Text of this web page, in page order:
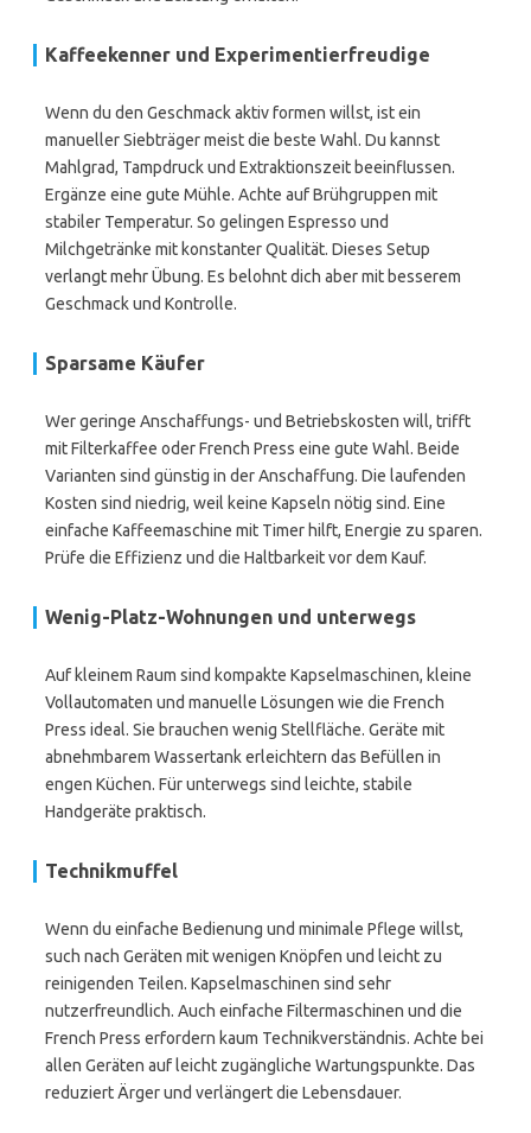
Kaffeekenner und Experimentierfreudige
Wenn du den Geschmack aktiv formen willst, ist ein
manueller Siebträger meist die beste Wahl. Du kannst
Mahlgrad, Tampdruck und Extraktionszeit beeinflussen.
Ergänze eine gute Mühle. Achte auf Brühgruppen mit
stabiler Temperatur. So gelingen Espresso und
Milchgetränke mit konstanter Qualität. Dieses Setup
verlangt mehr Übung. Es belohnt dich aber mit besserem
Geschmack und Kontrolle.
Sparsame Käufer
Wer geringe Anschaffungs- und Betriebskosten will, trifft
mit Filterkaffee oder French Press eine gute Wahl. Beide
Varianten sind günstig in der Anschaffung. Die laufenden
Kosten sind niedrig, weil keine Kapseln nötig sind. Eine
einfache Kaffeemaschine mit Timer hilft, Energie zu sparen.
Prüfe die Effizienz und die Haltbarkeit vor dem Kauf.
Wenig-Platz-Wohnungen und unterwegs
Auf kleinem Raum sind kompakte Kapselmaschinen, kleine
Vollautomaten und manuelle Lösungen wie die French
Press ideal. Sie brauchen wenig Stellfläche. Geräte mit
abnehmbarem Wassertank erleichtern das Befüllen in
engen Küchen. Für unterwegs sind leichte, stabile
Handgeräte praktisch.
Technikmuffel
Wenn du einfache Bedienung und minimale Pflege willst,
such nach Geräten mit wenigen Knöpfen und leicht zu
reinigenden Teilen. Kapselmaschinen sind sehr
nutzerfreundlich. Auch einfache Filtermaschinen und die
French Press erfordern kaum Technikverständnis. Achte bei
allen Geräten auf leicht zugängliche Wartungspunkte. Das
reduziert Ärger und verlängert die Lebensdauer.